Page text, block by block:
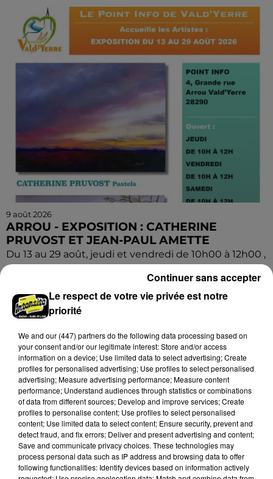
9 août 2026
ARROU - EXPOSITION : CATHERINE
PRUVOST ET JEAN-PAUL AMETTE
Du 13 au 29 août, jeudi et vendredi de 10h00 à 12h00 ,
samedi de 10h00 à 12h00 et de 16h00 à 18h00 à
Arrou (Vald'Yerre), Point Info (4 Grande Rue) :...
Le respect de votre vie privée est notre
priorité
We and our (447) partnersdo the following data processing based on
your consent and/or our legitimate interest: Store and/or access
information on a device; Use limited data to select advertising; Create
profiles for personalised advertising; Use profiles to select personalised
advertising; Measure advertising performance; Measure content
performance; Understand audiences through statistics or combinations
of data from different sources; Develop and improve services; Create
profiles to personalise content; Use profiles to select personalised
content; Use limited data to select content; Ensure security, prevent and
detect fraud, and fix errors; Deliver and present advertising and content;
Save and communicate privacy choices. These technologies may
process personal data such as IP address and browsing data to offer
following functionalities: Identify devices based on information actively
Continuer sans accepter